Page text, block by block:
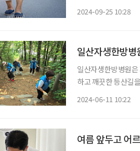
2024-09-25 10:28
일산자생한방병
일산자생한방병원
하고 깨끗한 등산길
2024-06-11 10:22
여름 앞두고 어